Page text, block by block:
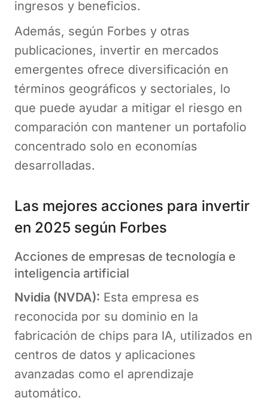
ingresos y beneficios.
Además, según Forbes y otras
publicaciones, invertir en mercados
emergentes ofrece diversificación en
términos geográficos y sectoriales, lo
que puede ayudar a mitigar el riesgo en
comparación con mantener un portafolio
concentrado solo en economías
desarrolladas.
Las mejores acciones para invertir
en 2025 según Forbes
Acciones de empresas de tecnología e
inteligencia artificial
Nvidia (NVDA): Esta empresa es
reconocida por su dominio en la
fabricación de chips para IA, utilizados en
centros de datos y aplicaciones
avanzadas como el aprendizaje
automático.